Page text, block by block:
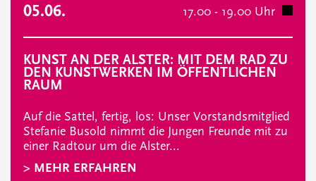
05.06. 17.00 - 19.00 Uhr
KUNST AN DER ALSTER: MIT DEM RAD ZU
DEN KUNSTWERKEN IM ÖFFENTLICHEN
RAUM
Auf die Sattel, fertig, los: Unser Vorstandsmitglied
Stefanie Busold nimmt die Jungen Freunde mit zu
einer Radtour um die Alster...
> MEHR ERFAHREN